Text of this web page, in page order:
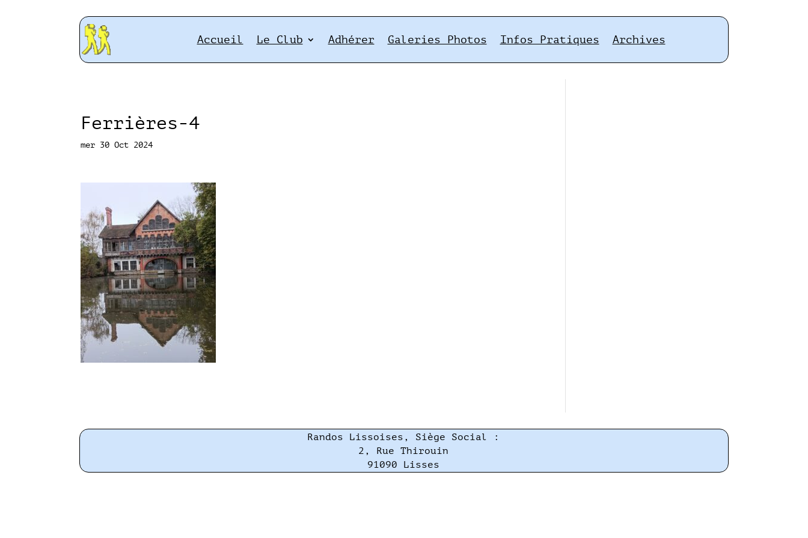
Accueil Le Club Adhérer Galeries Photos Infos Pratiques Archives
Ferrières-4
mer 30 Oct 2024
Randos Lissoises, Siège Social :
2, Rue Thirouin
91090 Lisses